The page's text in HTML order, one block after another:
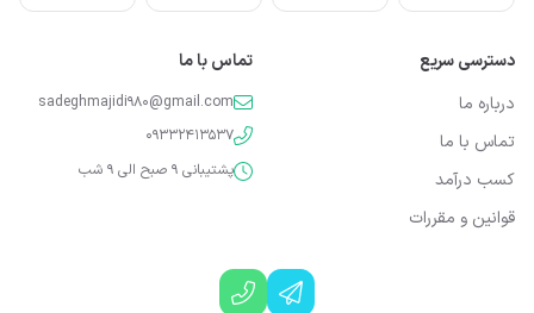
دسترسی سریع
درباره ما
تماس با ما
کسب درآمد
قوانین و مقررات
تماس با ما
sadeghmajidi980@gmail.com
09332413537
پشتیبانی 9 صبح الی 9 شب